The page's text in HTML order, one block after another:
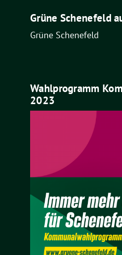
Grüne Schenefeld
Grüne Schenefeld
Wahlprogramm
2023